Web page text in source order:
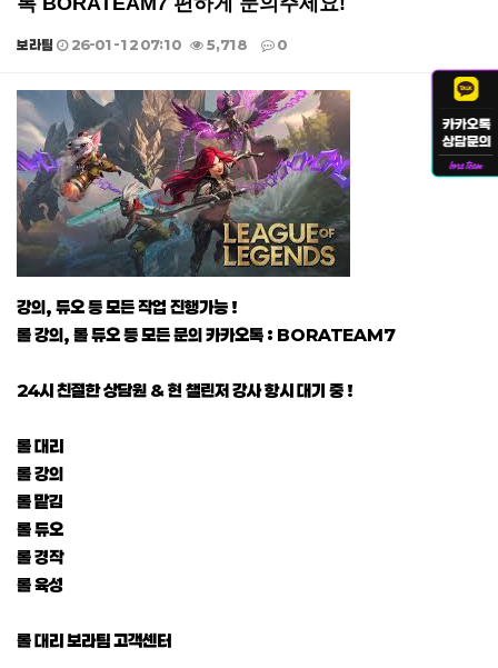
보라팀 26-01-12 07:10 5,718 0
본문
강의, 듀오 등 모든 작업 진행가능 !
롤 강의, 롤 듀오 등 모든 문의 카카오톡 : BORATEAM7
24시 친절한 상담원 & 현 챌린저 강사 항시 대기 중 !
롤 대리
롤 강의
롤 맡김
롤 듀오
롤 경작
롤 육성
롤 대리 보라팀 고객센터